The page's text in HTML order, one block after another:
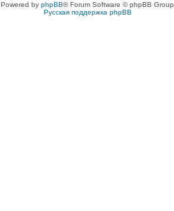
Powered by phpBB® Forum Software © phpBB Group
Русская поддержка phpBB